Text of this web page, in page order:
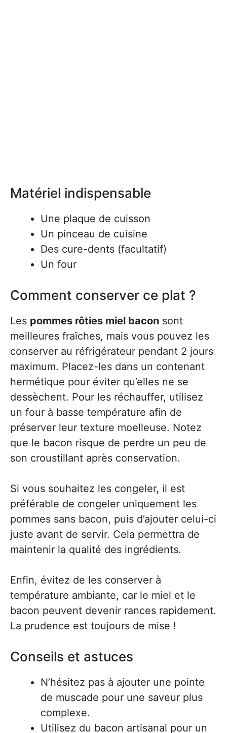
Matériel indispensable
Une plaque de cuisson
Un pinceau de cuisine
Des cure-dents (facultatif)
Un four
Comment conserver ce plat ?
Les pommes rôties miel bacon sont
meilleures fraîches, mais vous pouvez les
conserver au réfrigérateur pendant 2 jours
maximum. Placez-les dans un contenant
hermétique pour éviter qu’elles ne se
dessèchent. Pour les réchauffer, utilisez
un four à basse température afin de
préserver leur texture moelleuse. Notez
que le bacon risque de perdre un peu de
son croustillant après conservation.
Si vous souhaitez les congeler, il est
préférable de congeler uniquement les
pommes sans bacon, puis d’ajouter celui-ci
juste avant de servir. Cela permettra de
maintenir la qualité des ingrédients.
Enfin, évitez de les conserver à
température ambiante, car le miel et le
bacon peuvent devenir rances rapidement.
La prudence est toujours de mise !
Conseils et astuces
N’hésitez pas à ajouter une pointe
de muscade pour une saveur plus
complexe.
Utilisez du bacon artisanal pour un